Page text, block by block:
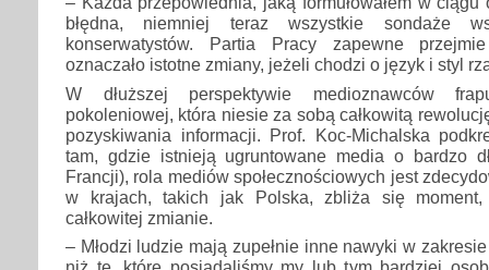
błędna, niemniej teraz wszystkie sondaże
konserwatystów. Partia Pracy zapewne
oznaczało istotne zmiany, jeżeli chodzi o język i styl
W dłuższej perspektywie medioznawców
pokoleniowej, która niesie za sobą całkowitą
pozyskiwania informacji. Prof. Koc-Michalska
tam, gdzie istnieją ugruntowane media o bardzo
Francji), rola mediów społecznościowych jest
w krajach, takich jak Polska, zbliża się
całkowitej zmianie.
– Młodzi ludzie mają zupełnie inne nawyki w